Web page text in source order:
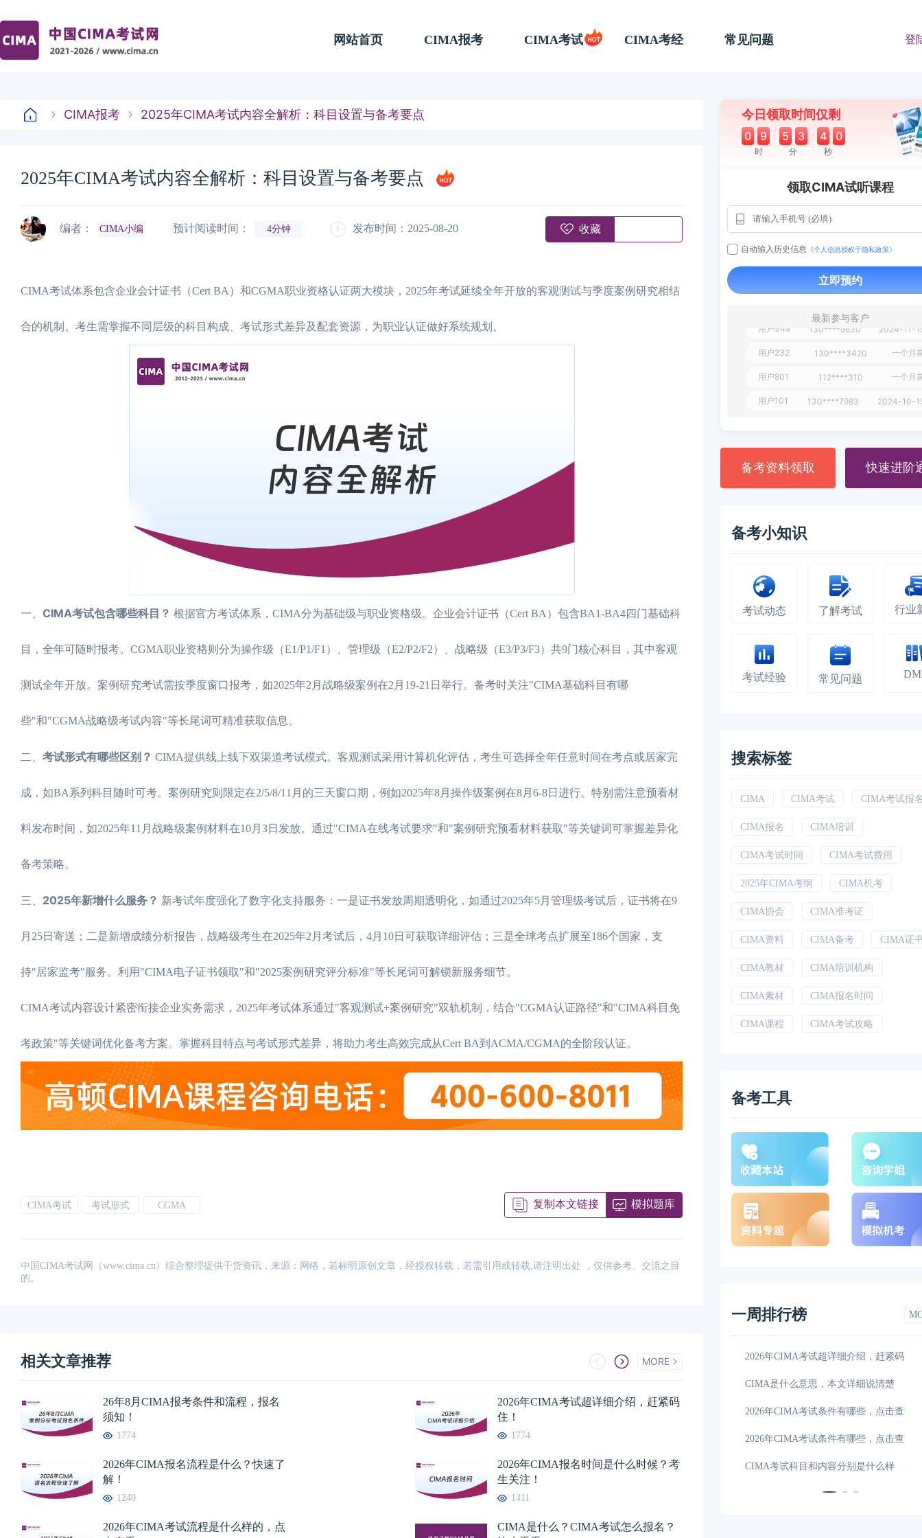
网站首页 CIMA报考 CIMA考试 CIMA考经 常见问题 登
CIMA报考 2025年CIMA考试内容全解析：科目设置与备考要点
2025年CIMA考试内容全解析：科目设置与备考要点
编者： CIMA小编 预计阅读时间： 4分钟 发布时间：2025-08-20 收藏
CIMA考试体系包含企业会计证书（Cert BA）和CGMA职业资格认证两大模块，2025年考试延续全年开放的客观测试与季度案例研究相结
合的机制。考生需掌握不同层级的科目构成、考试形式差异及配套资源，为职业认证做好系统规划。
一、 CIMA考试包含哪些科目？ 根据官方考试体系，CIMA分为基础级与职业资格级。企业会计证书（Cert BA）包含BA1-BA4四门基础科
目，全年可随时报考。CGMA职业资格则分为操作级（E1/P1/F1）、管理级（E2/P2/F2）、战略级（E3/P3/F3）共9门核心科目，其中客观
测试全年开放。案例研究考试需按季度窗口报考，如2025年2月战略级案例在2月19-21日举行。备考时关注"CIMA基础科目有哪
些"和"CGMA战略级考试内容"等长尾词可精准获取信息。
二、 考试形式有哪些区别？ CIMA提供线上线下双渠道考试模式。客观测试采用计算机化评估，考生可选择全年任意时间在考点或居家完
成，如BA系列科目随时可考。案例研究则限定在2/5/8/11月的三天窗口期，例如2025年8月操作级案例在8月6-8日进行。特别需注意预看材
料发布时间，如2025年11月战略级案例材料在10月3日发放。通过"CIMA在线考试要求"和"案例研究预看材料获取"等关键词可掌握差异化
备考策略。
三、 2025年新增什么服务？ 新考试年度强化了数字化支持服务：一是证书发放周期透明化，如通过2025年5月管理级考试后，证书将在9
月25日寄送；二是新增成绩分析报告，战略级考生在2025年2月考试后，4月10日可获取详细评估；三是全球考点扩展至186个国家，支
持"居家监考"服务。利用"CIMA电子证书领取"和"2025案例研究评分标准"等长尾词可解锁新服务细节。
CIMA考试内容设计紧密衔接企业实务需求，2025年考试体系通过"客观测试+案例研究"双轨机制，结合"CGMA认证路径"和"CIMA科目免
考政策"等关键词优化备考方案。掌握科目特点与考试形式差异，将助力考生高效完成从Cert BA到ACMA/CGMA的全阶段认证。
CIMA考试 考试形式 CGMA 复制本文链接 模拟题库
中国CIMA考试网（www.cima.cn）综合整理提供干货资讯，来源：网络，若标明原创文章，经授权转载，若需引用或转载,请注明出处 ，仅供参考、交流之目
的。
相关文章推荐 MORE
26年8月CIMA报考条件和流程，报名
须知！
1774
2026年CIMA考试超详细介绍，赶紧码
住！
1774
2026年CIMA报名流程是什么？快速了
解！
1240
2026年CIMA报名时间是什么时候？考
生关注！
1411
2026年CIMA考试流程是什么样的，点
CIMA是什么？CIMA考试怎么报名？
今日领取时间仅剩
0 9 : 5 3 : 3 9
时 分 秒
领取CIMA试听课程
自动输入历史信息 《个人信息授权于隐私政策》
立即预约
最新参与客户
用户163 112****290
130****8017
130****9630
用户232 130****3420 一个月
用户801 112****310 一个月
用户101 130****7983 2024-10-
130****6344 2024-09-
用户279 130****8868 2024-08-
备考资料领取 快速进阶
备考小知识
考试动态 了解考试 行业
考试经验 常见问题
搜索标签
CIMA CIMA考试 CIMA考试报
CIMA报名 CIMA培训
CIMA考试时间 CIMA考试费用
2025年CIMA考纲 CIMA机考
CIMA协会 CIMA准考证
CIMA资料 CIMA备考 CIMA证
CIMA教材 CIMA培训机构
CIMA素材 CIMA报名时间
CIMA课程 CIMA考试攻略
备考工具
一周排行榜
2026年CIMA考试超详细介绍，赶紧码
CIMA是什么意思，本文详细说清楚
2026年CIMA考试条件有哪些，点击查
2026年CIMA考试条件有哪些，点击查
CIMA考试科目和内容分别是什么样